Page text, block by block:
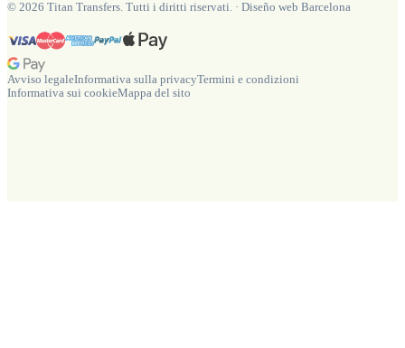
© 2026 Titan Transfers. Tutti i diritti riservati. · Diseño web Barcelona
Avviso legaleInformativa sulla privacyTermini e condizioni
Informativa sui cookieMappa del sito